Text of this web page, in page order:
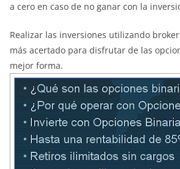
a cero en caso de no ganar con la
Realizar las inversiones utilizando
más acertado para disfrutar de las
mejor forma.